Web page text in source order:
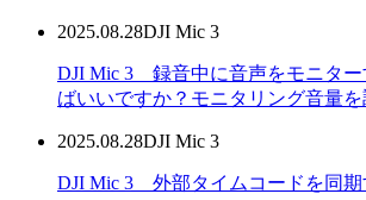
2025.08.28DJI Mic 3
DJI Mic 3 録音中に音声をモニター
ばいいですか？モニタリング音量
2025.08.28DJI Mic 3
DJI Mic 3 外部タイムコードを同期